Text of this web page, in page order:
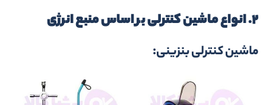
۲. انواع ماشین کنترلی بر اساس منبع انرژی
ماشین کنترلی بنزینی: